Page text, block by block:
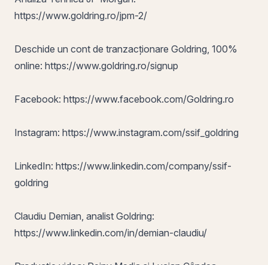
https://www.goldring.ro/jpm-2/
Deschide un cont de tranzacționare Goldring, 100%
online: https://www.goldring.ro/signup
Facebook: https://www.facebook.com/Goldring.ro
Instagram: https://www.instagram.com/ssif_goldring
LinkedIn: https://www.linkedin.com/company/ssif-
goldring
Claudiu Demian, analist Goldring:
https://www.linkedin.com/in/demian-claudiu/